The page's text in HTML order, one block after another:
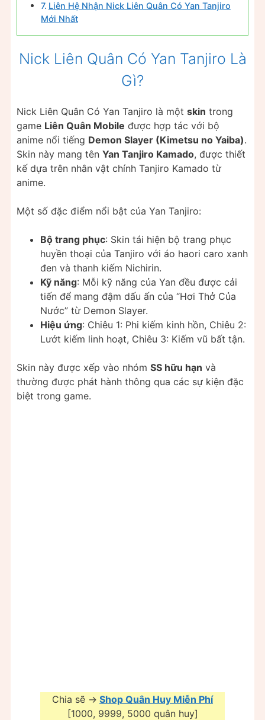
Liên Hệ Nhận Nick Liên Quân Có Yan Tanjiro
Mới Nhất
Nick Liên Quân Có Yan Tanjiro Là
Gì?
Nick Liên Quân Có Yan Tanjiro là một skin trong
game Liên Quân Mobile được hợp tác với bộ
anime nổi tiếng Demon Slayer (Kimetsu no Yaiba).
Skin này mang tên Yan Tanjiro Kamado, được thiết
kế dựa trên nhân vật chính Tanjiro Kamado từ
anime.
Một số đặc điểm nổi bật của Yan Tanjiro:
Bộ trang phục: Skin tái hiện bộ trang phục
huyền thoại của Tanjiro với áo haori caro xanh
đen và thanh kiếm Nichirin.
Kỹ năng: Mỗi kỹ năng của Yan đều được cải
tiến để mang đậm dấu ấn của “Hơi Thở Của
Nước” từ Demon Slayer.
Hiệu ứng: Chiêu 1: Phi kiếm kinh hồn, Chiêu 2:
Lướt kiếm linh hoạt, Chiêu 3: Kiếm vũ bất tận.
Skin này được xếp vào nhóm SS hữu hạn và
thường được phát hành thông qua các sự kiện đặc
biệt trong game.
Chia sẽ -> Shop Quân Huy Miễn Phí
[1000, 9999, 5000 quân huy]